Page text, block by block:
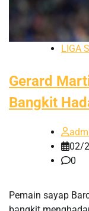
LIGA
Gerard
Bangkit
02/
0
Pemain sayap